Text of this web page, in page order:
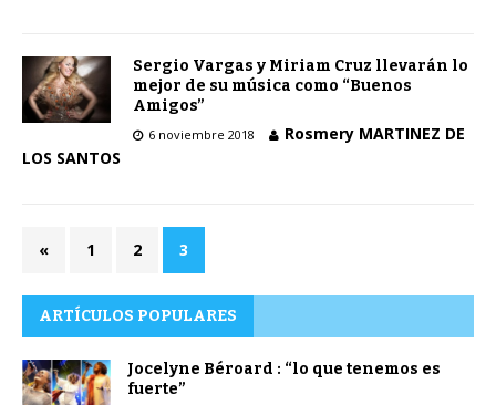
Sergio Vargas y Miriam Cruz llevarán lo
mejor de su música como “Buenos
Amigos”
6 noviembre 2018
Rosmery MARTINEZ DE
LOS SANTOS
« 1 2 3
ARTÍCULOS POPULARES
Jocelyne Béroard : “lo que tenemos es
fuerte”